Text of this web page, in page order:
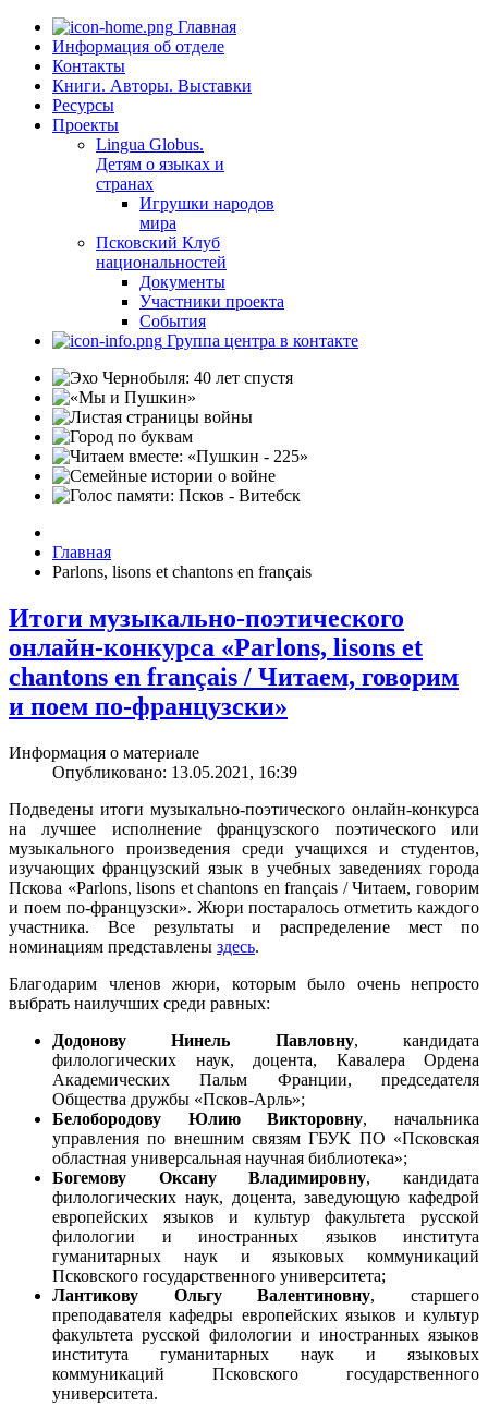
Главная
Информация об отделе
Контакты
Книги. Авторы. Выставки
Ресурсы
Проекты
Lingua Globus.
Детям о языках и
странах
Игрушки народов
мира
Псковский Клуб
национальностей
Документы
Участники проекта
События
Группа центра в контакте
Главная
Parlons, lisons et chantons en français
Итоги музыкально-поэтического
онлайн-конкурса «Parlons, lisons et
chantons en français / Читаем, говорим
и поем по-французски»
Информация о материале
Опубликовано: 13.05.2021, 16:39
Подведены итоги музыкально-поэтического онлайн-конкурса
на лучшее исполнение французского поэтического или
музыкального произведения среди учащихся и студентов,
изучающих французский язык в учебных заведениях города
Пскова «Parlons, lisons et chantons en français / Читаем, говорим
и поем по-французски». Жюри постаралось отметить каждого
участника. Все результаты и распределение мест по
номинациям представлены здесь.
Благодарим членов жюри, которым было очень непросто
выбрать наилучших среди равных:
Додонову Нинель Павловну, кандидата
филологических наук, доцента, Кавалера Ордена
Академических Пальм Франции, председателя
Общества дружбы «Псков-Арль»;
Белобородову Юлию Викторовну, начальника
управления по внешним связям ГБУК ПО «Псковская
областная универсальная научная библиотека»;
Богемову Оксану Владимировну, кандидата
филологических наук, доцента, заведующую кафедрой
европейских языков и культур факультета русской
филологии и иностранных языков института
гуманитарных наук и языковых коммуникаций
Псковского государственного университета;
Лантикову Ольгу Валентиновну, старшего
преподавателя кафедры европейских языков и культур
факультета русской филологии и иностранных языков
института гуманитарных наук и языковых
коммуникаций Псковского государственного
университета.